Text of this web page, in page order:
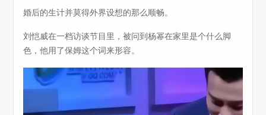
婚后的生计并莫得外界设想的那么顺畅。
刘恺威在一档访谈节目里，被问到杨幂在家里是个什么脚
色，他用了保姆这个词来形容。